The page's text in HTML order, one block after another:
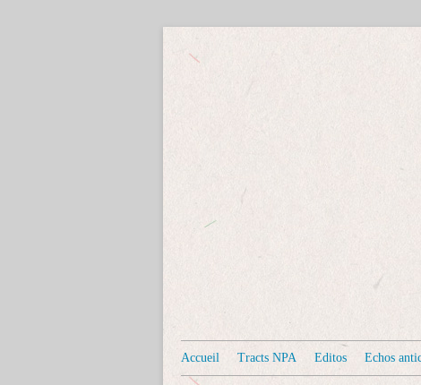
Accueil Tracts NPA Editos Echos